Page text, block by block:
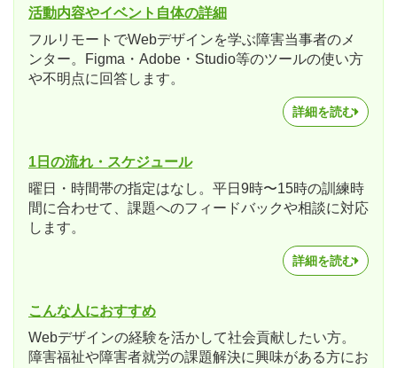
活動内容やイベント自体の詳細
フルリモートでWebデザインを学ぶ障害当事者のメ
ンター。Figma・Adobe・Studio等のツールの使い方
や不明点に回答します。
詳細を読む
1日の流れ・スケジュール
曜日・時間帯の指定はなし。平日9時〜15時の訓練時
間に合わせて、課題へのフィードバックや相談に対応
します。
詳細を読む
こんな人におすすめ
Webデザインの経験を活かして社会貢献したい方。
障害福祉や障害者就労の課題解決に興味がある方にお